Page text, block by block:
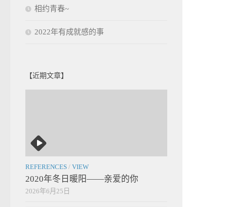
相约青春~
2022年有成就感的事
【近期文章】
REFERENCES / VIEW
2020年冬日暖阳——亲爱的你
2026年6月25日